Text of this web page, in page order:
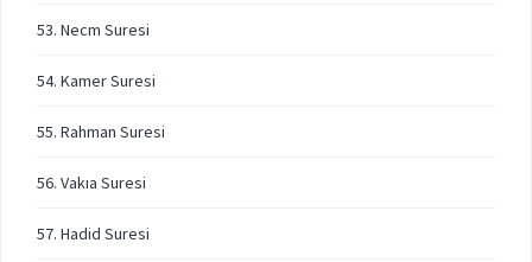
53. Necm Suresi
54. Kamer Suresi
55. Rahman Suresi
56. Vakıa Suresi
57. Hadid Suresi